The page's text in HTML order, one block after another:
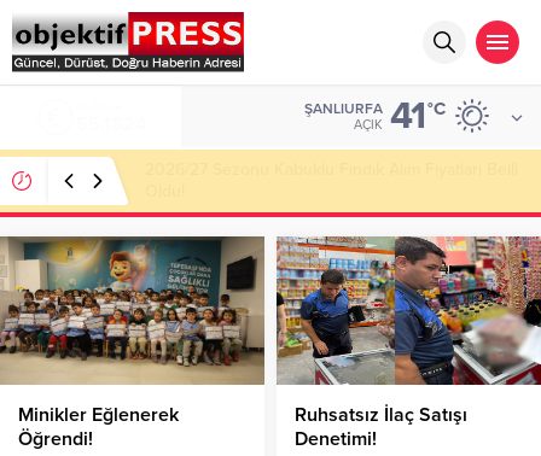
ŞANLIURFA
AÇIK 41°C
Minikler Eğlenerek
Öğrendi!
Ruhsatsız İlaç Satışı
Denetimi!